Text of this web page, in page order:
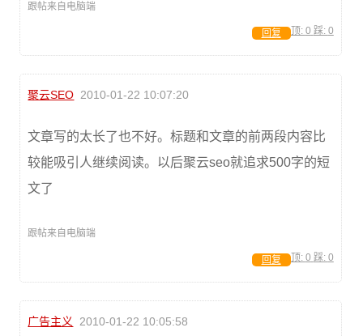
跟帖来自电脑端
顶: 0 踩: 0
回复
聚云SEO 2010-01-22 10:07:20
文章写的太长了也不好。标题和文章的前两段内容比
较能吸引人继续阅读。以后聚云seo就追求500字的短
文了
跟帖来自电脑端
顶: 0 踩: 0
回复
广告主义 2010-01-22 10:05:58